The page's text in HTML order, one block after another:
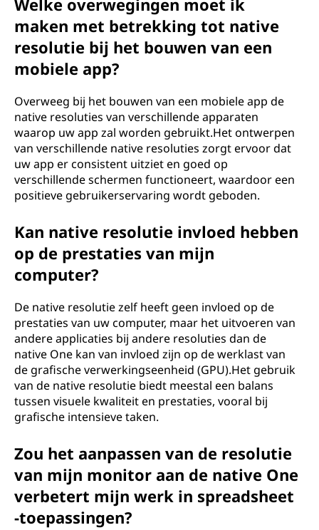
Welke overwegingen moet ik
maken met betrekking tot native
resolutie bij het bouwen van een
mobiele app?
Overweeg bij het bouwen van een mobiele app de
native resoluties van verschillende apparaten
waarop uw app zal worden gebruikt.Het ontwerpen
van verschillende native resoluties zorgt ervoor dat
uw app er consistent uitziet en goed op
verschillende schermen functioneert, waardoor een
positieve gebruikerservaring wordt geboden.
Kan native resolutie invloed hebben
op de prestaties van mijn
computer?
De native resolutie zelf heeft geen invloed op de
prestaties van uw computer, maar het uitvoeren van
andere applicaties bij andere resoluties dan de
native One kan van invloed zijn op de werklast van
de grafische verwerkingseenheid (GPU).Het gebruik
van de native resolutie biedt meestal een balans
tussen visuele kwaliteit en prestaties, vooral bij
grafische intensieve taken.
Zou het aanpassen van de resolutie
van mijn monitor aan de native One
verbetert mijn werk in spreadsheet
-toepassingen?